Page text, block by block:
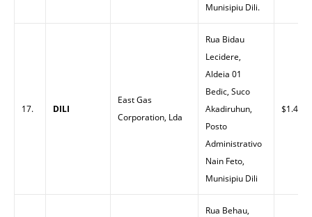
Munisipiu Dili.
17. DILI
East Gas
Corporation, Lda
Rua Bidau
Lecidere,
Aldeia 01
Bedic, Suco
Akadiruhun,
Posto
Administrativo
Nain Feto,
Munisipiu Dili
$1.48
Rua Behau,